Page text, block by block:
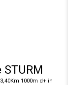
STURM
1000m d+ in